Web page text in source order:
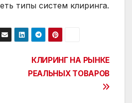
типы систем клиринга.
КЛИРИНГ НА РЫНКЕ
РЕАЛЬНЫХ ТОВАРОВ